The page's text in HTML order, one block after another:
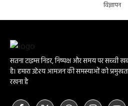
विज्ञापन
सतना टाइम्स निडर, निष्पक्ष और समय पर
है। हमारा उद्देश्य आमजन की समस्याओं को
रखना है